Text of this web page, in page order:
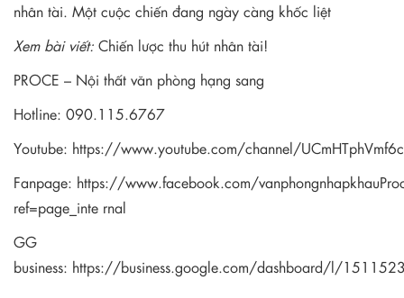
nhân tài. Một cuộc chiến đang ngày càng khốc liệt
Xem bài viết: Chiến lược thu hút nhân tài!
PROCE – Nội thất văn phòng hạng sang
Hotline: 090.115.6767
Youtube: https://www.youtube.com/channel/
Fanpage: https://www.facebook.com/
ref=page_inte rnal
GG
business: https://business.google.com/dashboard/l/